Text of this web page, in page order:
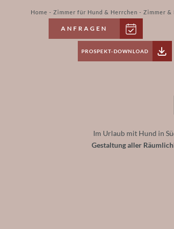
ANFRAGEN
PROSPEKT-DOWNLOAD
Home - Zimmer für Hund & Herrchen - Zimmer &
Im Urlaub mit Hund in
Gestaltung aller